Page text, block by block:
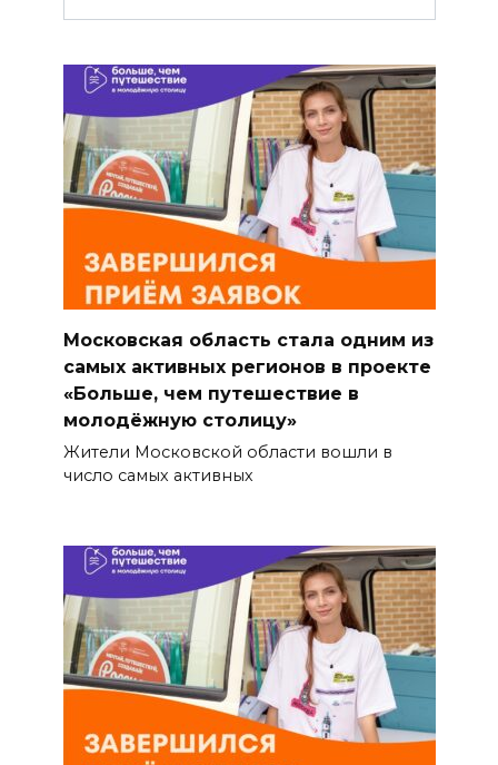
Московская область стала одним из
самых активных регионов в проекте
«Больше, чем путешествие в
молодёжную столицу»
Жители Московской области вошли в
число самых активных